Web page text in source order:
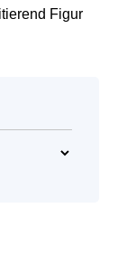
Figur